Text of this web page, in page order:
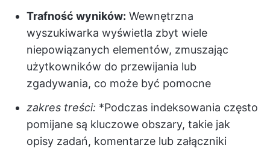
Trafność wyników: Wewnętrzna
wyszukiwarka wyświetla zbyt wiele
niepowiązanych elementów, zmuszając
użytkowników do przewijania lub
zgadywania, co może być pomocne
zakres treści: *Podczas indeksowania często
pomijane są kluczowe obszary, takie jak
opisy zadań, komentarze lub załączniki